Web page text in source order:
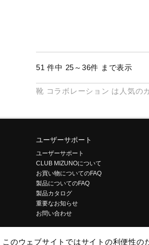
51 件中 25～36件 まで表示
靴 コラボレーション は人気の
ユーザーサポート
ユーザーサポート
CLUB MIZUNOについて
お買い物についてのFAQ
製品についてのFAQ
製品カタログ
重要なお知らせ
お問い合わせ
このウェブサイトではサイトの利便性